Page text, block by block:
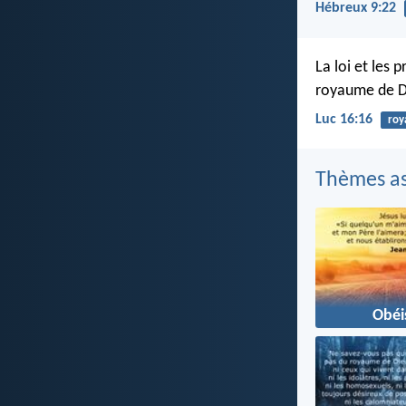
Hébreux 9:22
La loi et les
royaume de
Luc 16:16
Thèmes